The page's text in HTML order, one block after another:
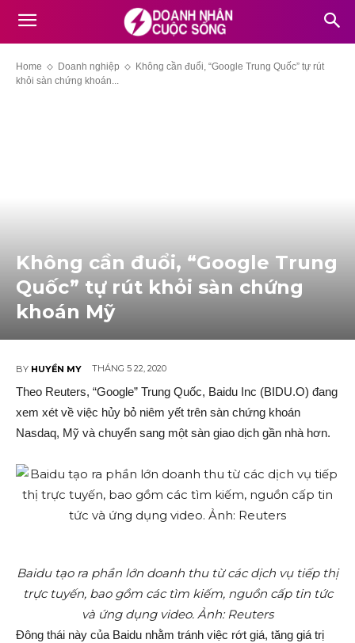
Home Doanh nghiệp
Không cần đuổi, “Google Trung Quốc” tự rút
khỏi sàn chứng khoán...
Không cần đuổi, “Google Trung
Quốc” tự rút khỏi sàn chứng
khoán Mỹ
BY HUYỀN MY THÁNG 5 22, 2020
Theo Reuters, “Google” Trung Quốc, Baidu Inc (BIDU.O) đang
xem xét về việc hủ‌y b‌ỏ niêm yết trên sàn chứng khoán
Nasdaq, Mỹ và chuyển sang một sàn giao dịc‌h gần nhà hơn.
Baidu tạo ra phần lớn doanh thu từ các dịch vụ tiếp thị
trực tuyến, bao gồm các tìm kiếm, nguồn cấp tin tức
và ứng dụng video. Ảnh: Reuters
Đông thá‌i này của Baidu nhằm tránh việc rớt giá, tăng giá trị